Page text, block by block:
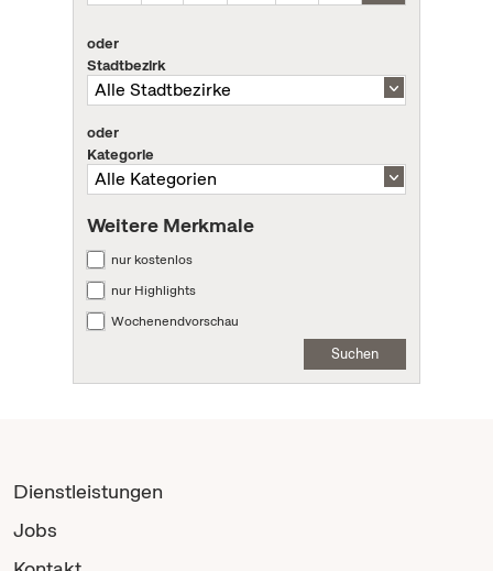
oder
Stadtbezirk
oder
Kategorie
Weitere Merkmale
nur kostenlos
nur Highlights
Wochenendvorschau
Suchen
Dienstleistungen
Jobs